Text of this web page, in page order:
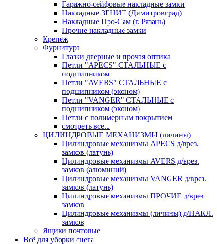
Гаражно-сейфовые накладные замки
Накладные ЗЕНИТ (Димитровград)
Накладные Про-Сам (г. Рязань)
Прочие накладные замки
Крепёж
Фурнитура
Глазки дверные и прочая оптика
Петли "APECS" СТАЛЬНЫЕ с
подшипником
Петли "AVERS" СТАЛЬНЫЕ с
подшипником (эконом)
Петли "VANGER" СТАЛЬНЫЕ с
подшипником (эконом)
Петли с полимерным покрытием
смотреть все...
ЦИЛИНДРОВЫЕ МЕХАНИЗМЫ (личины)
Цилиндровые механизмы APECS д/врез.
замков (латунь)
Цилиндровые механизмы AVERS д/врез.
замков (алюминий)
Цилиндровые механизмы VANGER д/врез.
замков (латунь)
Цилиндровые механизмы ПРОЧИЕ д/врез.
замков
Цилиндровые механизмы (личины) д/НАКЛ.
замков
Ящики почтовые
Всё для уборки снега